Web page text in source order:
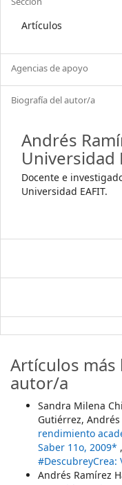
Artículos
Agencias de apoyo
Biografía del autor/a
Andrés
Universidad
Docente e
Universidad EAFIT.
Artículos
autor/a
Sandra Milena
Gutiérrez,
rendimiento
Saber 11o, 2009* ,
#DescubreyCrea:
Andrés Ramírez